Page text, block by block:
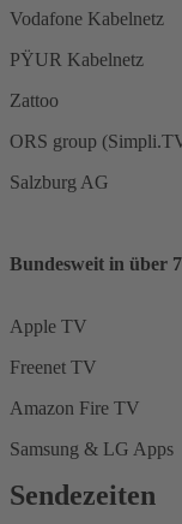
Vodafone Kabelnetz
PŸUR Kabelnetz
Zattoo
ORS group
Salzburg AG
Bundesweit in über
Apple TV
Freenet TV
Amazon Fire TV
Samsung & LG Apps
Sendezeiten